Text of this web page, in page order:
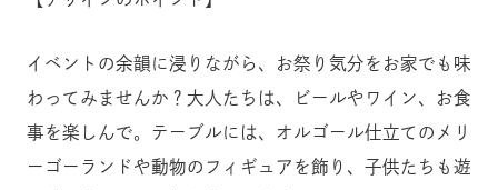
イベントの余韻に浸りながら、お祭り気分をお家でも味
わってみませんか？大人たちは、ビールやワイン、お食
事を楽しんで。テーブルには、オルゴール仕立てのメリ
ーゴーランドや動物のフィギュアを飾り、子供たちも遊